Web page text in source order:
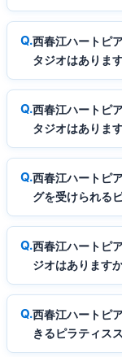
西春江ハートピ
タジオはありま
西春江ハートピ
タジオはありま
西春江ハートピ
グを受けられる
西春江ハートピ
ジオはあります
西春江ハートピ
きるピラティス